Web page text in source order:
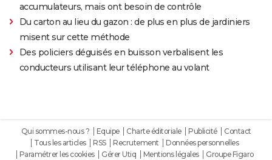
accumulateurs, mais ont besoin de contrôle
Du carton au lieu du gazon : de plus en plus de jardiniers
misent sur cette méthode
Des policiers déguisés en buisson verbalisent les
conducteurs utilisant leur téléphone au volant
Qui sommes-nous ? Equipe Charte éditoriale Publicité
Contact
Tous les articles
RSS Recrutement
Données personnelles
Paramétrer les cookies
Gérer Utiq Mentions légales Groupe Figaro